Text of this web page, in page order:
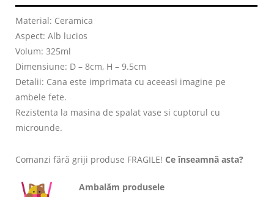
Material: Ceramica
Aspect: Alb lucios
Volum: 325ml
Dimensiune: D – 8cm, H – 9.5cm
Detalii: Cana este imprimata cu aceeasi imagine pe
ambele fete.
Rezistenta la masina de spalat vase si cuptorul cu
microunde.
Comanzi fără griji produse FRAGILE! Ce înseamnă asta?
Ambalăm produsele